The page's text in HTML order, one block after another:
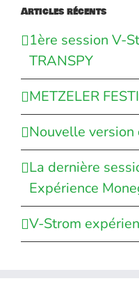
Articles récents
1ère session V-
TRANSPY
METZELER
Nouvelle version
La dernière
Expérience
V-Strom